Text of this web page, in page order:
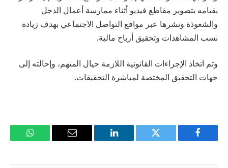
بقيامه بتصوير مقاطع فيديو أثناء ممارسة أعمال الدجل
والشعوذة ونشرها عبر مواقع التواصل الاجتماعي بهدف زيادة
نسب المشاهدات وتحقيق أرباح مالية.
وتم اتخاذ الإجراءات القانونية اللازمة حيال المتهم، وإحالته إلى
جهات التحقيق المختصة لمباشرة التحقيقات.
فيسبوك تويتر لينكدإن
البريد
واتساب